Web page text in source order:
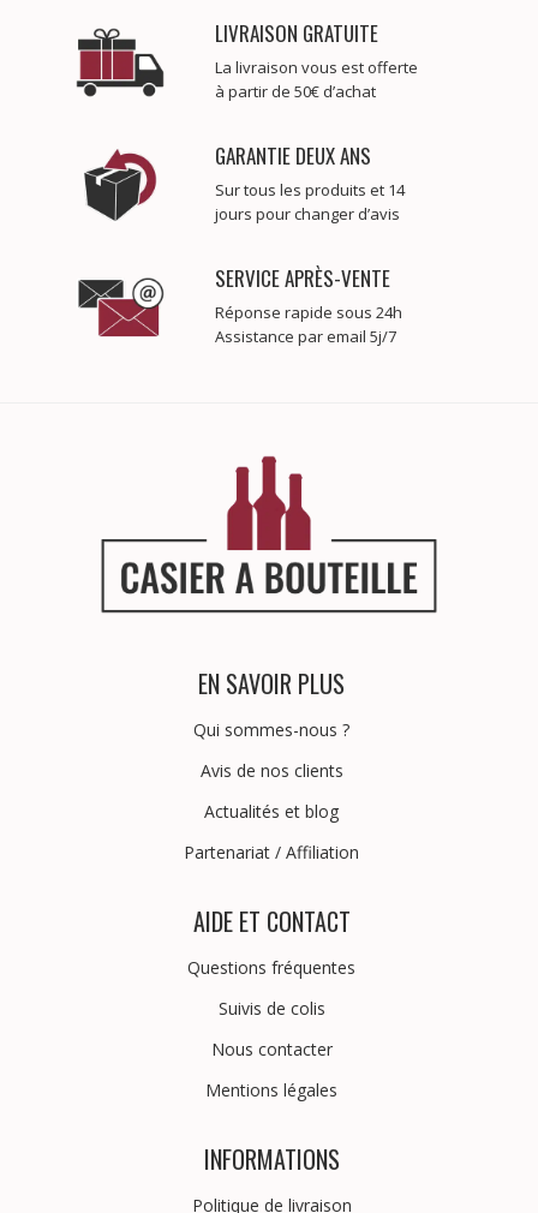
LIVRAISON GRATUITE
La livraison vous est offerte
à partir de 50€ d’achat
GARANTIE DEUX ANS
Sur tous les produits et 14
jours pour changer d’avis
SERVICE APRÈS-VENTE
Réponse rapide sous 24h
Assistance par email 5j/7
EN SAVOIR PLUS
Qui sommes-nous ?
Avis de nos clients
Actualités et blog
Partenariat /Affiliation
AIDE ET CONTACT
Questions fréquentes
Suivis de colis
Nous contacter
Mentions légales
INFORMATIONS
Politique de livraison